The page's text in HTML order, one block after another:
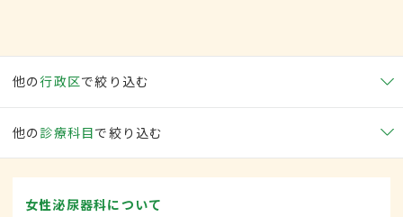
他の行政区で絞り込む
他の 診療科目で絞り込む
女性泌尿器科について